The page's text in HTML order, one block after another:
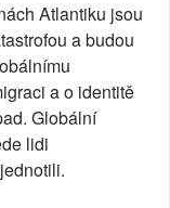
Atlantiku jsou
a budou
a o identitě
Globální
lidi